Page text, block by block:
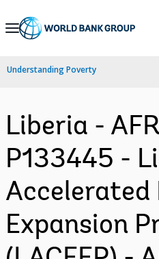
Skip
Navigation
Understanding Poverty
Liberia -
P133445 -
Expansion